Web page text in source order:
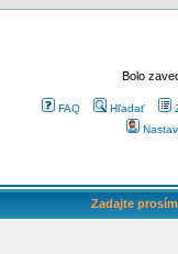
Bolo
FAQ Hľadať
Zadajte